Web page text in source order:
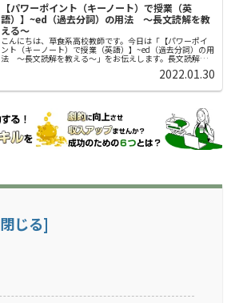
【パワーポイント（キーノート）で授業（英
語）】~ed（過去分詞）の用法 〜長文読解を教
える〜
こんにちは、草食系高校教師です。今日は「【パワーポイ
ント（キーノート）で授業（英語）】~ed（過去分詞）の用
法 〜長文読解を教える〜」をお伝えします。長文読解で
中高生が苦手としているのは「準動詞」です。準動詞と
2022.01.30